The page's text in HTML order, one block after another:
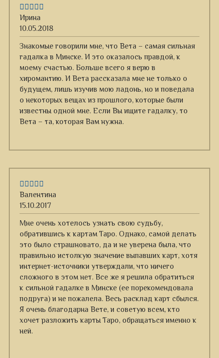
Ирина
10.05.2018
Знакомые говорили мне, что Вета – самая сильная
гадалка в Минске. И это оказалось правдой, к
моему счастью. Больше всего я верю в
хиромантию. И Вета рассказала мне не только о
будущем, лишь изучив мою ладонь, но и поведала
о некоторых вещах из прошлого, которые были
известны одной мне. Если Вы ищите гадалку, то
Вета – та, которая Вам нужна.
Валентина
15.10.2017
Мне очень хотелось узнать свою судьбу,
обратившись к картам Таро. Однако, самой делать
это было страшновато, да и не уверена была, что
правильно истолкую значение выпавших карт, хотя
интернет-источники утверждали, что ничего
сложного в этом нет. Все же я решила обратиться
к сильной гадалке в Минске (ее порекомендовала
подруга) и не пожалела. Весь расклад карт сбылся.
Я очень благодарна Вете, и советую всем, кто
хочет разложить карты Таро, обращаться именно к
ней.